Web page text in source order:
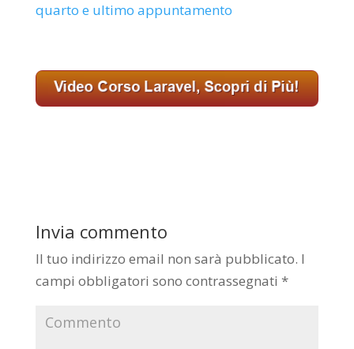
quarto e ultimo appuntamento
Invia commento
Il tuo indirizzo email non sarà pubblicato. I
campi obbligatori sono contrassegnati *